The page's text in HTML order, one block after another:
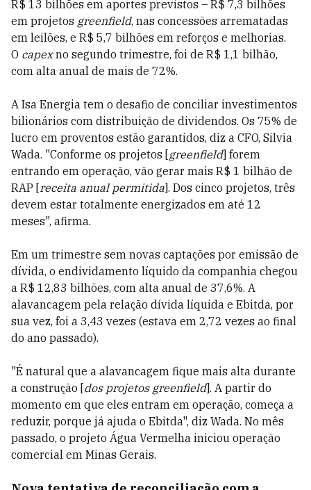
R$ 13 bilhões em aportes previstos – R$ 7,3 bilhões
em projetos greenfield, nas concessões arrematadas
em leilões, e R$ 5,7 bilhões em reforços e melhorias.
O capexno segundo trimestre, foi de R$ 1,1 bilhão,
com alta anual de mais de 72%.
A Isa Energia tem o desafio de conciliar investimentos
bilionários com distribuição de dividendos. Os 75% de
lucro em proventos estão garantidos, diz a CFO, Silvia
Wada. "Conforme os projetos [greenfield] forem
entrando em operação, vão gerar mais R$ 1 bilhão de
RAP [receita anual permitida]. Dos cinco projetos, três
devem estar totalmente energizados em até 12
meses", afirma.
Em um trimestre sem novas captações por emissão de
dívida, o endividamento líquido da companhia chegou
a R$ 12,83 bilhões, com alta anual de 37,6%. A
alavancagem pela relação dívida líquida e Ebitda, por
sua vez, foi a 3,43 vezes (estava em 2,72 vezes ao final
do ano passado).
"É natural que a alavancagem fique mais alta durante
a construção [dos projetos greenfield]. A partir do
momento em que eles entram em operação, começa a
reduzir, porque já ajuda o Ebitda", diz Wada. No mês
passado, o projeto Água Vermelha iniciou operação
comercial em Minas Gerais.